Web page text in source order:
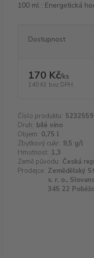
100 ml : Energetická
Dostupnost
170 Kč/ks
140 Kč bez DPH
Číslo produktu: 5232559
Druh: bílé víno
Objem: 0,75 l
Zbytkový cukr: 9,5 g/l
Hmotnost: 1,3
Země původu: Česká
Prodejce: Zemědělský
s. r. o.,
345 22